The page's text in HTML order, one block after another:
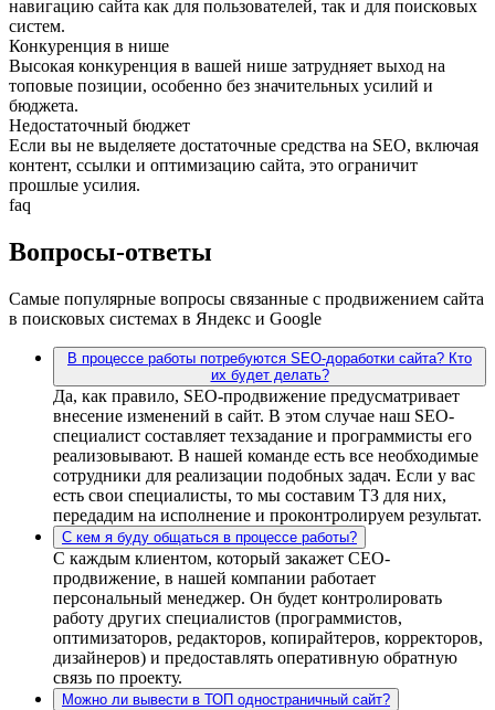
навигацию сайта как для пользователей, так и для поисковых
систем.
Конкуренция в нише
Высокая конкуренция в вашей нише затрудняет выход на
топовые позиции, особенно без значительных усилий и
бюджета.
Недостаточный бюджет
Если вы не выделяете достаточные средства на SEO, включая
контент, ссылки и оптимизацию сайта, это ограничит
прошлые усилия.
faq
Вопросы-ответы
Самые популярные вопросы связанные с продвижением сайта
в поисковых системах в Яндекс и Google
В процессе работы потребуются SEO-доработки сайта? Кто
их будет делать?
Да, как правило, SEO-продвижение предусматривает
внесение изменений в сайт. В этом случае наш SEO-
специалист составляет техзадание и программисты его
реализовывают. В нашей команде есть все необходимые
сотрудники для реализации подобных задач. Если у вас
есть свои специалисты, то мы составим ТЗ для них,
передадим на исполнение и проконтролируем результат.
С кем я буду общаться в процессе работы?
С каждым клиентом, который закажет СЕО-
продвижение, в нашей компании работает
персональный менеджер. Он будет контролировать
работу других специалистов (программистов,
оптимизаторов, редакторов, копирайтеров, корректоров,
дизайнеров) и предоставлять оперативную обратную
связь по проекту.
Можно ли вывести в ТОП одностраничный сайт?